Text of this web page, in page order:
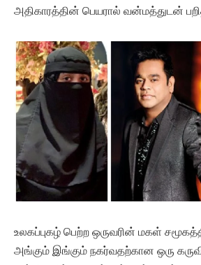
அதிகாரத்தின் பெயரால் வன்மத்துடன்
உலகப்புகழ் பெற்ற ஒருவரின் மகள்
அங்கும் இங்கும் நகர்வதற்கான ஒரு